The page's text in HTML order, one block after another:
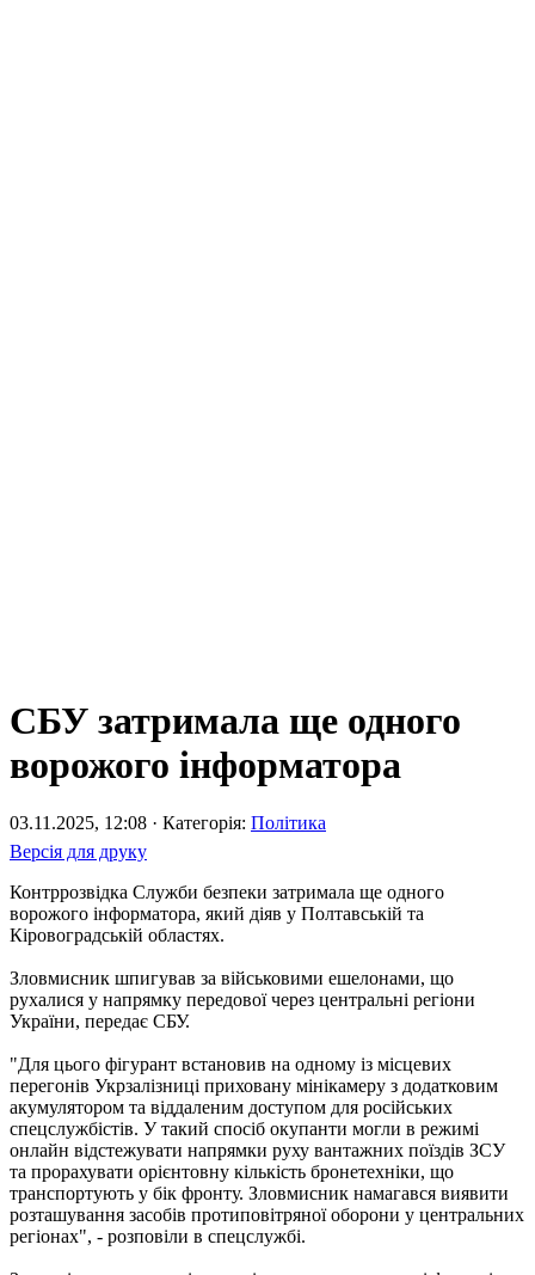
СБУ затримала ще одного
ворожого інформатора
03.11.2025, 12:08 · Категорія: Політика
Версія для друку
Контррозвідка Служби безпеки затримала ще одного
ворожого інформатора, який діяв у Полтавській та
Кіровоградській областях.
Зловмисник шпигував за військовими ешелонами, що
рухалися у напрямку передової через центральні регіони
України, передає СБУ.
"Для цього фігурант встановив на одному із місцевих
перегонів Укрзалізниці приховану мінікамеру з додатковим
акумулятором та віддаленим доступом для російських
спецслужбістів. У такий спосіб окупанти могли в режимі
онлайн відстежувати напрямки руху вантажних поїздів ЗСУ
та прорахувати орієнтовну кількість бронетехніки, що
транспортують у бік фронту. Зловмисник намагався виявити
розташування засобів протиповітряної оборони у центральних
регіонах", - розповіли в спецслужбі.